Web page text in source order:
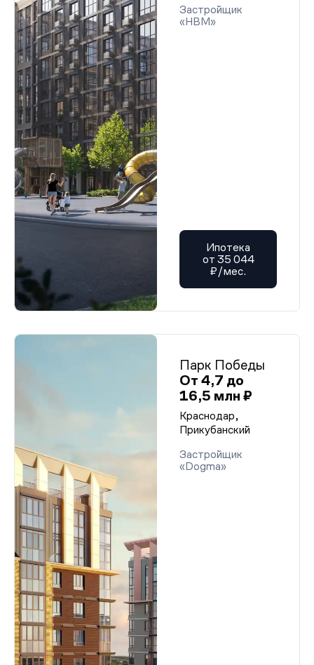
Застройщик
«НВМ»
Ипотека
от 35 044
₽/мес.
Парк Победы
От 4,7 до
16,5 млн ₽
Краснодар,
Прикубанский
Застройщик
«Dogma»